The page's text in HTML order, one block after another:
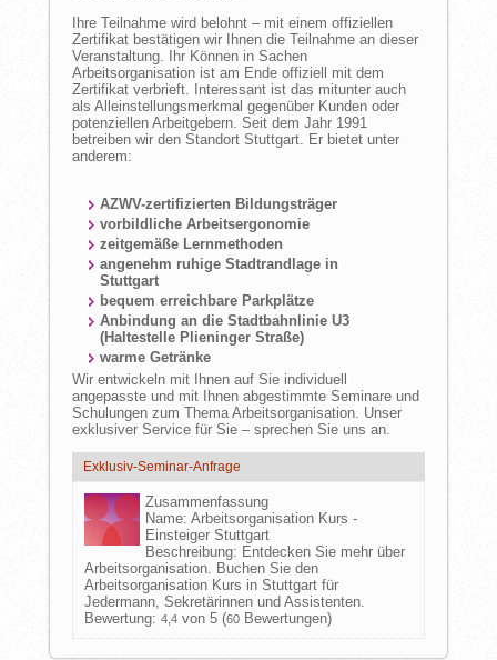
Ihre Teilnahme wird belohnt – mit einem offiziellen
Zertifikat bestätigen wir Ihnen die Teilnahme an dieser
Veranstaltung. Ihr Können in Sachen
Arbeitsorganisation ist am Ende offiziell mit dem
Zertifikat verbrieft. Interessant ist das mitunter auch
als Alleinstellungsmerkmal gegenüber Kunden oder
potenziellen Arbeitgebern. Seit dem Jahr 1991
betreiben wir den Standort Stuttgart. Er bietet unter
anderem:
AZWV-zertifizierten Bildungsträger
vorbildliche Arbeitsergonomie
zeitgemäße Lernmethoden
angenehm ruhige Stadtrandlage in
Stuttgart
bequem erreichbare Parkplätze
Anbindung an die Stadtbahnlinie U3
(Haltestelle Plieninger Straße)
warme Getränke
Wir entwickeln mit Ihnen auf Sie individuell
angepasste und mit Ihnen abgestimmte Seminare und
Schulungen zum Thema Arbeitsorganisation. Unser
exklusiver Service für Sie – sprechen Sie uns an.
Exklusiv-Seminar-Anfrage
Zusammenfassung
Name: Arbeitsorganisation Kurs -
Einsteiger Stuttgart
Beschreibung: Entdecken Sie mehr über
Arbeitsorganisation. Buchen Sie den
Arbeitsorganisation Kurs in Stuttgart für
Jedermann, Sekretärinnen und Assistenten.
Bewertung: 4,4von 5 (60Bewertungen)